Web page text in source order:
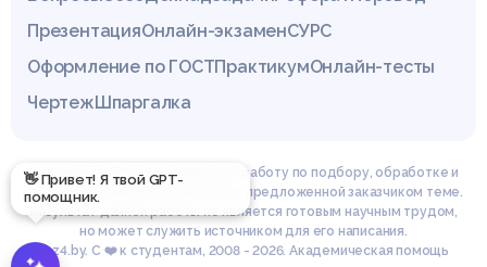
👋 Привет! Я твой GPT-
помощник.
ПрезентацияОнлайн-экзаменСУРС
Оформление по ГОСТПрактикумОнлайн-тесты
ЧертежШпаргалка
Эксперты сайта z4.by проводят работу по подбору, обработке и
структурированию материала по предложенной заказчиком теме.
Результат данной работы не является готовым научным трудом,
но может служить источником для его написания.
© z4.by. С ❤️ к студентам, 2008 - 2026. Академическая помощь